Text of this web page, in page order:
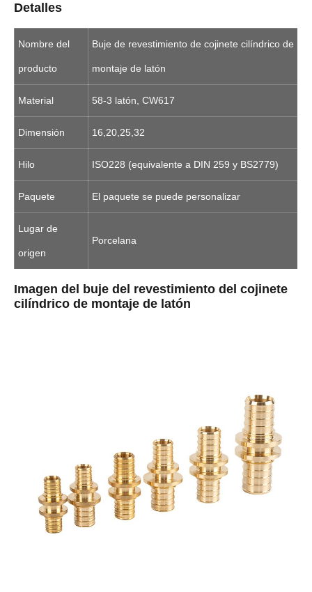
Detalles
Nombre del
producto
Buje de revestimiento de cojinete cilíndrico de
montaje de latón
Material 58-3 latón, CW617
Dimensión 16,20,25,32
Hilo ISO228 (equivalente a DIN 259 y BS2779)
Paquete El paquete se puede personalizar
Lugar de
origen
Porcelana
Imagen del buje del revestimiento del cojinete
cilíndrico de montaje de latón